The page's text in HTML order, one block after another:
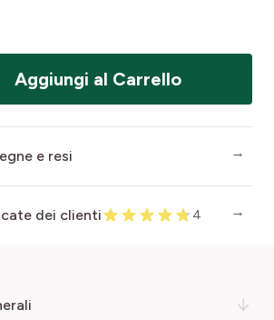
Aggiungi al Carrello
e resi
dei clienti 4